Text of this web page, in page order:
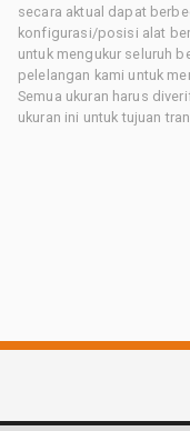
secara aktual dapat
konfigurasi/posisi alat
untuk mengukur seluruh
pelelangan kami untuk
Semua ukuran harus
ukuran ini untuk tujuan